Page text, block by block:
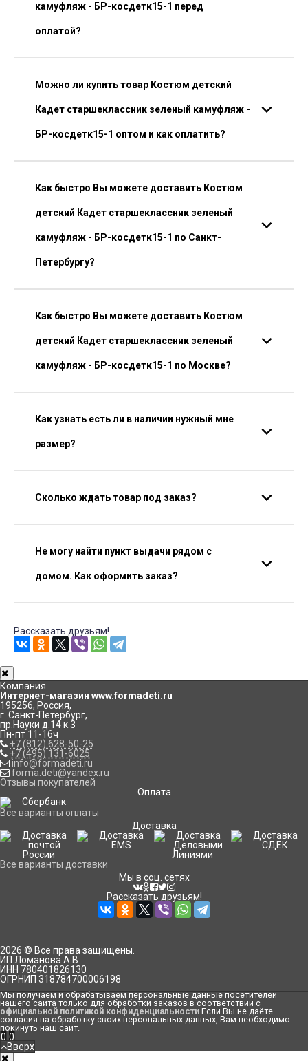
камуфляж - БР-косдетк15-1 перед
оплатой?
Можно ли купить товар Костюм детский
Кадет старшеклассник зеленый камуфляж -
БР-косдетк15-1 оптом и как оплатить?
Как быстро Вы можете доставить Костюм
детский Кадет старшеклассник зеленый
камуфляж - БР-косдетк15-1 по Санкт-
Петербургу?
Как быстро Вы можете доставить Костюм
детский Кадет старшеклассник зеленый
камуфляж - БР-косдетк15-1 по Москве?
Как узнать есть ли в наличии нужный мне
размер?
Сколько ждать товар под заказ?
Не могу найти пункт выдачи рядом с
домом. Как оформить заказ?
Рассказать друзьям!
Компания
Интернет-магазин www.formadeti.ru
195256, Россия,
г. Санкт-Петербург,
пр.Науки д.14 к.3
Пн-пт 11-16ч
+7 (812) 628-50-25
+7 (495) 131-6025
info@formadeti.ru
forma.deti@yandex.ru
Отзывы покупателей
Оплата
Все варианты оплаты
Доставка
Все варианты доставки
Мы в соц. сетях
Рассказать друзьям!
2026 © Все права защищены.
ИП Ломанова А.В.
ИНН 780401826130
ОГРНИП 318784700006198
Мы получаем и обрабатываем персональные данные посетителей
нашего сайта только для обработки заказов в соответствии с
официальной политикой конфиденциальности.Если Вы не даёте
согласия на обработку своих персональных данных, Вам необходимо
покинуть наш сайт.
0 0
Вверх